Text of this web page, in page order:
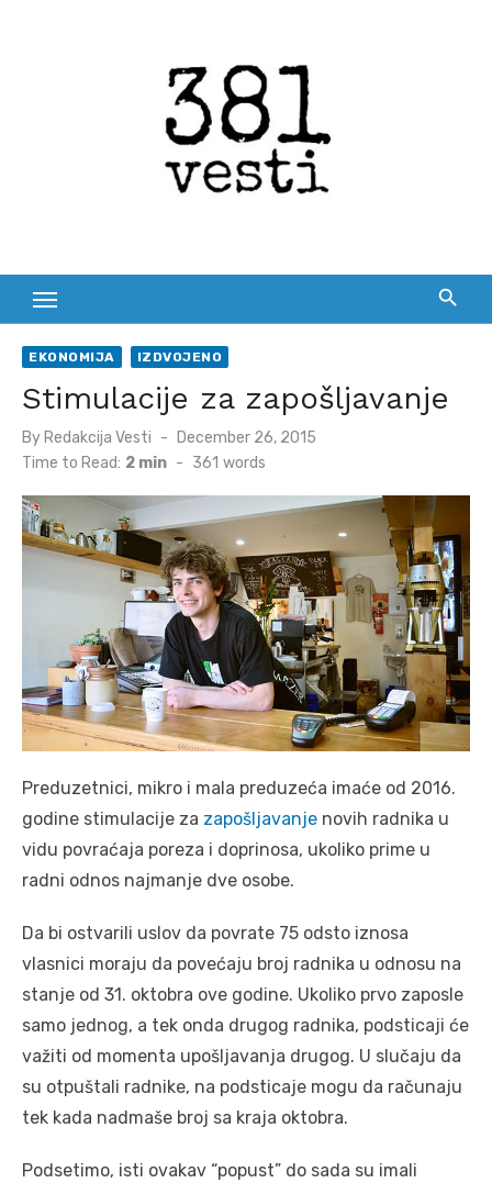
EKONOMIJA IZDVOJENO
Stimulacije za zapošljavanje
By Redakcija Vesti
Posted
December 26, 2015
Time to Read: 2 min - 361 words
Preduzetnici, mikro i mala preduzeća imaće od 2016.
godine stimulacije za zapošljavanje novih radnika u
vidu povraćaja poreza i doprinosa, ukoliko prime u
radni odnos najmanje dve osobe.
Da bi ostvarili uslov da povrate 75 odsto iznosa
vlasnici moraju da povećaju broj radnika u odnosu na
stanje od 31. oktobra ove godine. Ukoliko prvo zaposle
samo jednog, a tek onda drugog radnika, podsticaji će
važiti od momenta upošljavanja drugog. U slučaju da
su otpuštali radnike, na podsticaje mogu da računaju
tek kada nadmaše broj sa kraja oktobra.
Podsetimo, isti ovakav “popust” do sada su imali